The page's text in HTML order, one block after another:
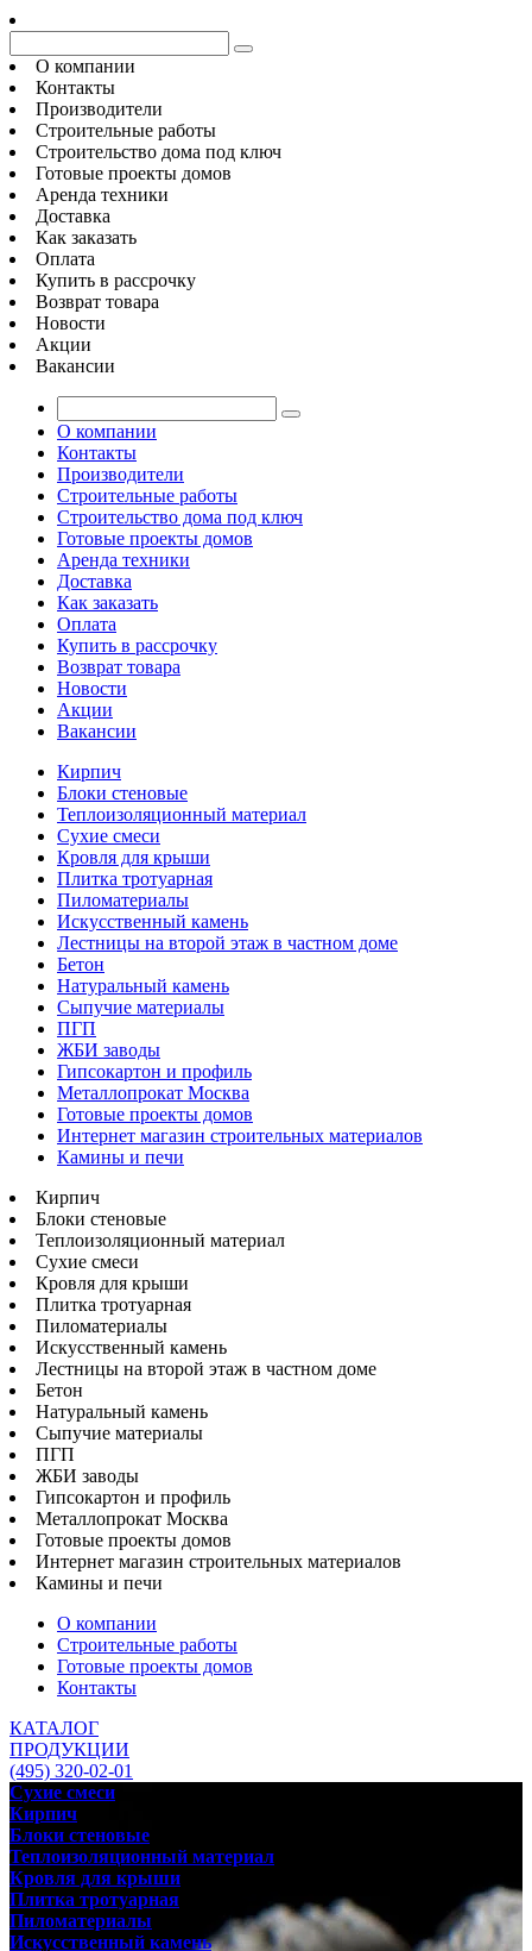
О компании
Контакты
Производители
Строительные работы
Строительство дома под ключ
Готовые проекты домов
Аренда техники
Доставка
Как заказать
Оплата
Купить в рассрочку
Возврат товара
Новости
Акции
Вакансии
О компании
Контакты
Производители
Строительные работы
Строительство дома под ключ
Готовые проекты домов
Аренда техники
Доставка
Как заказать
Оплата
Купить в рассрочку
Возврат товара
Новости
Акции
Вакансии
Кирпич
Блоки стеновые
Теплоизоляционный материал
Сухие смеси
Кровля для крыши
Плитка тротуарная
Пиломатериалы
Искусственный камень
Лестницы на второй этаж в частном доме
Бетон
Натуральный камень
Сыпучие материалы
ПГП
ЖБИ заводы
Гипсокартон и профиль
Металлопрокат Москва
Готовые проекты домов
Интернет магазин строительных материалов
Камины и печи
Кирпич
Блоки стеновые
Теплоизоляционный материал
Сухие смеси
Кровля для крыши
Плитка тротуарная
Пиломатериалы
Искусственный камень
Лестницы на второй этаж в частном доме
Бетон
Натуральный камень
Сыпучие материалы
ПГП
ЖБИ заводы
Гипсокартон и профиль
Металлопрокат Москва
Готовые проекты домов
Интернет магазин строительных материалов
Камины и печи
О компании
Строительные работы
Готовые проекты домов
Контакты
КАТАЛОГ
ПРОДУКЦИИ
(495) 320-02-01
Сухие смеси
Кирпич
Блоки стеновые
Теплоизоляционный материал
Кровля для крыши
Плитка тротуарная
Пиломатериалы
Искусственный камень